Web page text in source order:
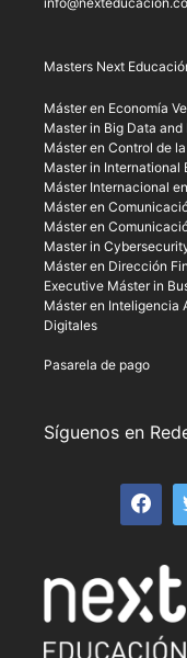
Masters Next
Máster en Economía
Master in Big Data
Máster en Control de
Master in International
Máster Internacional
Máster en
Máster en
Master in
Máster en Dirección
Executive Máster in
Máster en Inteligencia
Digitales
Pasarela de pago
Síguenos en